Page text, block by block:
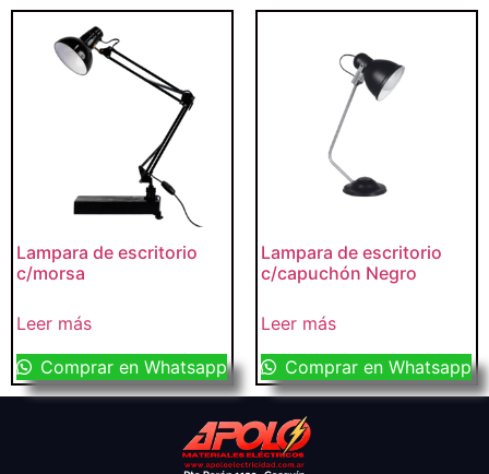
Lampara de escritorio
c/morsa
Leer más
Comprar en Whatsapp
Lampara de escritorio
c/capuchón Negro
Leer más
Comprar en Whatsapp